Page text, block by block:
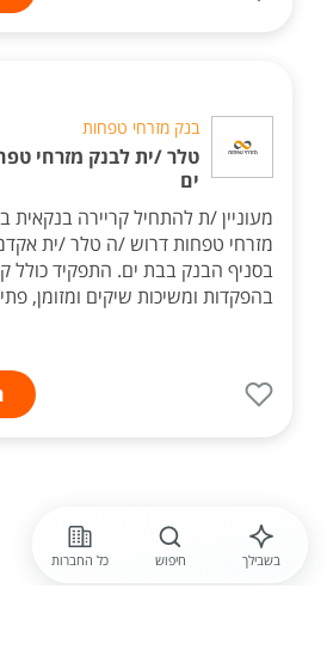
בנק מזרחי טפחות
טלר /ית לבנק מזרחי
ים
מעוניין /ת להתחיל קריירה בנקאית
מזרחי טפחות דרוש /ה טלר /ית
בסניף הבנק בבת ים. התפקיד כולל
בהפקדות ומשיכות שיקים ומזומן,
בשבילך חיפוש כל החברות